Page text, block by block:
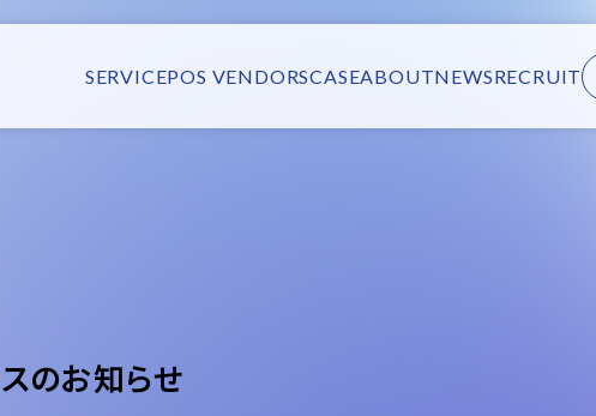
SERVICEPOS VENDORSCASEABOUTNEWSRECRUIT
のお知らせ